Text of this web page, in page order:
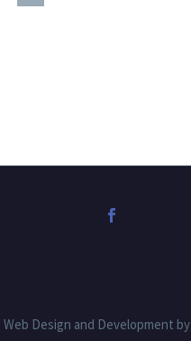
Web Design and Development by